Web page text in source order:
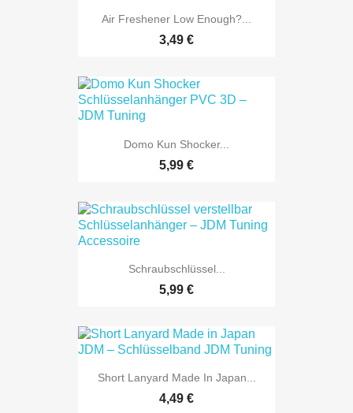
Air Freshener Low Enough?...
3,49 €
Domo Kun Shocker...
5,99 €
Schraubschlüssel...
5,99 €
Short Lanyard Made In Japan...
4,49 €